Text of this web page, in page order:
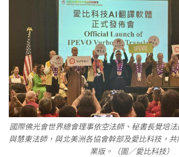
國際佛光會世界總會理事依空法師、秘書長覺培
與慧東法師，與北美洲各協會幹部及愛比科技，
業版。（圖／愛比科技）